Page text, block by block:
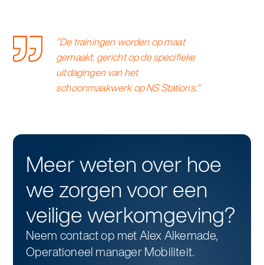
"De trainingen worden op maat
gemaakt, gericht op de specifieke
uitdagingen van het
schoonmaakwerk op NS Stations."
Meer weten over hoe
we zorgen voor een
veilige werkomgeving?
Neem contact op met Alex Alkemade,
Operationeel manager Mobiliteit.